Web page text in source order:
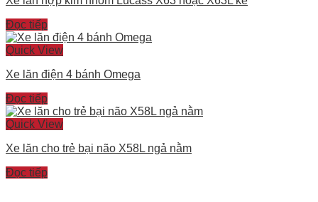
Đọc tiếp
Quick View
Xe lăn điện 4 bánh Omega
Đọc tiếp
Quick View
Xe lăn cho trẻ bại não X58L ngả nằm
Đọc tiếp